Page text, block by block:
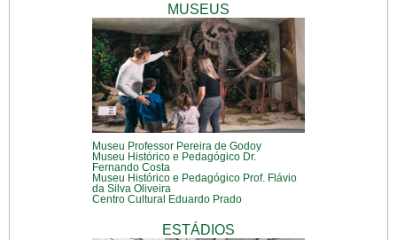
MUSEUS
Museu Professor Pereira de Godoy
Museu Histórico e Pedagógico Dr.
Fernando Costa
Museu Histórico e Pedagógico Prof. Flávio
da Silva Oliveira
Centro Cultural Eduardo Prado
ESTÁDIOS